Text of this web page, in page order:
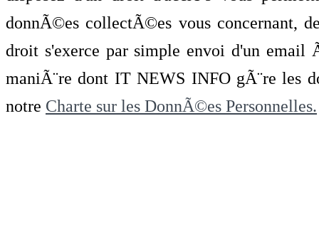
donnÃ©es collectÃ©es vous concernant,
droit s'exerce par simple envoi d'un
maniÃ¨re dont IT NEWS INFO gÃ¨re les
notre Charte sur les DonnÃ©es Personnelles.